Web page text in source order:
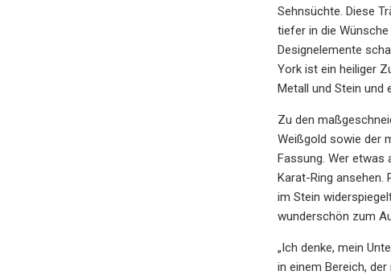
Sehnsüchte. Diese
tiefer in die
Designelemente
York ist ein heiliger
Metall und Stein und
Zu den
Weißgold sowie der
Fassung. Wer etwas
Karat-Ring ansehen.
im Stein
wunderschön zum
„Ich denke, mein
in einem Bereich,